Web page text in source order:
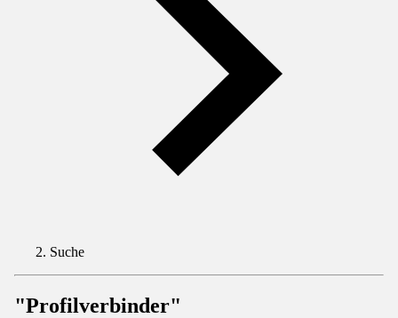
Suche
"Profilverbinder"